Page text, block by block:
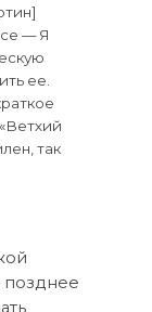
— Я
ее.
так
позднее